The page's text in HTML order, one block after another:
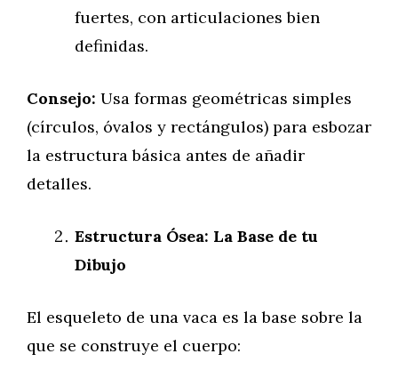
fuertes, con articulaciones bien
definidas.
Consejo: Usa formas geométricas simples
(círculos, óvalos y rectángulos) para esbozar
la estructura básica antes de añadir
detalles.
Estructura Ósea: La Base de tu
Dibujo
El esqueleto de una vaca es la base sobre la
que se construye el cuerpo: